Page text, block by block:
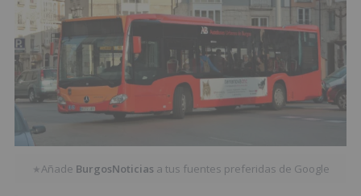
★Añade BurgosNoticias a tus fuentes preferidas de Google